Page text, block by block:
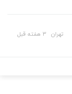
تهران ۳ هفته قبل